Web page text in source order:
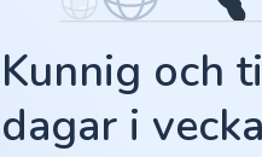
Kunnig och
dagar i